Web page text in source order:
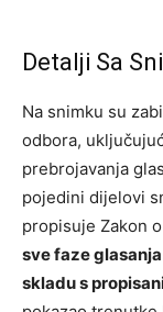
Detalji Sa
Na snimku su
odbora,
prebrojavanja
pojedini dijelovi
propisuje Zakon
sve faze
skladu s